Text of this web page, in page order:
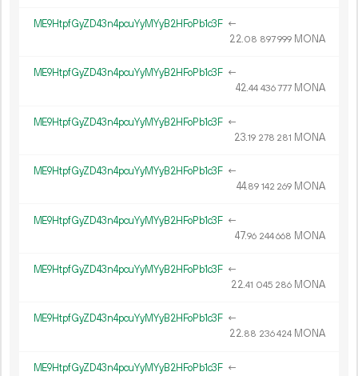
ME9HtpfGyZD43n4pcuYyMYyB2HFoPb1c3F ←
22.08 897999 MONA
ME9HtpfGyZD43n4pcuYyMYyB2HFoPb1c3F ←
42.44 436777 MONA
ME9HtpfGyZD43n4pcuYyMYyB2HFoPb1c3F ←
23.19 278 281 MONA
ME9HtpfGyZD43n4pcuYyMYyB2HFoPb1c3F ←
44.89 142 269 MONA
ME9HtpfGyZD43n4pcuYyMYyB2HFoPb1c3F ←
47.96 244668 MONA
ME9HtpfGyZD43n4pcuYyMYyB2HFoPb1c3F ←
22.41 045 286 MONA
ME9HtpfGyZD43n4pcuYyMYyB2HFoPb1c3F ←
22.88 236424 MONA
ME9HtpfGyZD43n4pcuYyMYyB2HFoPb1c3F ←